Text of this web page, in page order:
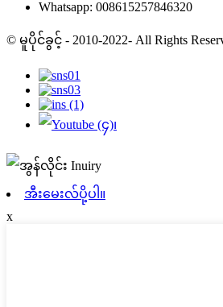
Whatsapp: 008615257846320
© မူပိုင်ခွင့် - 2010-2022- All Rights
အီးမေးလ်ပို့ပါ။
x